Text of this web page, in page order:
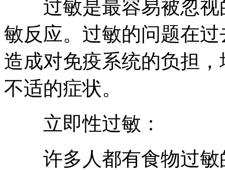
过敏是最容易被忽视
敏反应。过敏的问题在
造成对免疫系统的负担
不适的症状。
立即性过敏：
许多人都有食物过敏